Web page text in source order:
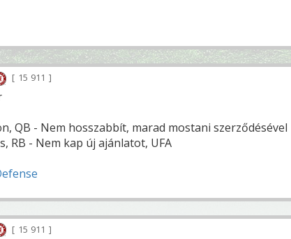
15 911
QB - Nem hosszabbít, marad mostani szerződésével
RB - Nem kap új ajánlatot, UFA
15 911